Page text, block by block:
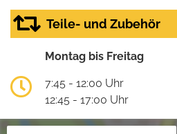
Teile- und Zubehör
Montag bis Freitag
7:45 - 12:00 Uhr
12:45 - 17:00 Uhr